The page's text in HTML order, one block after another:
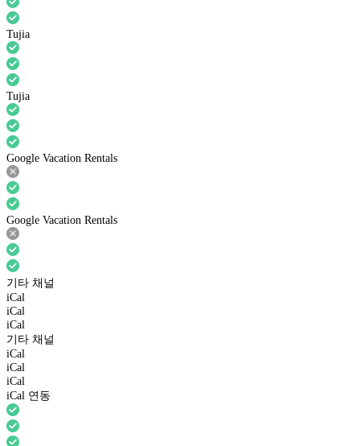
Tujia
Tujia
Google Vacation Rentals
Google Vacation Rentals
기타 채널
iCal
iCal
iCal
기타 채널
iCal
iCal
iCal
iCal 연동